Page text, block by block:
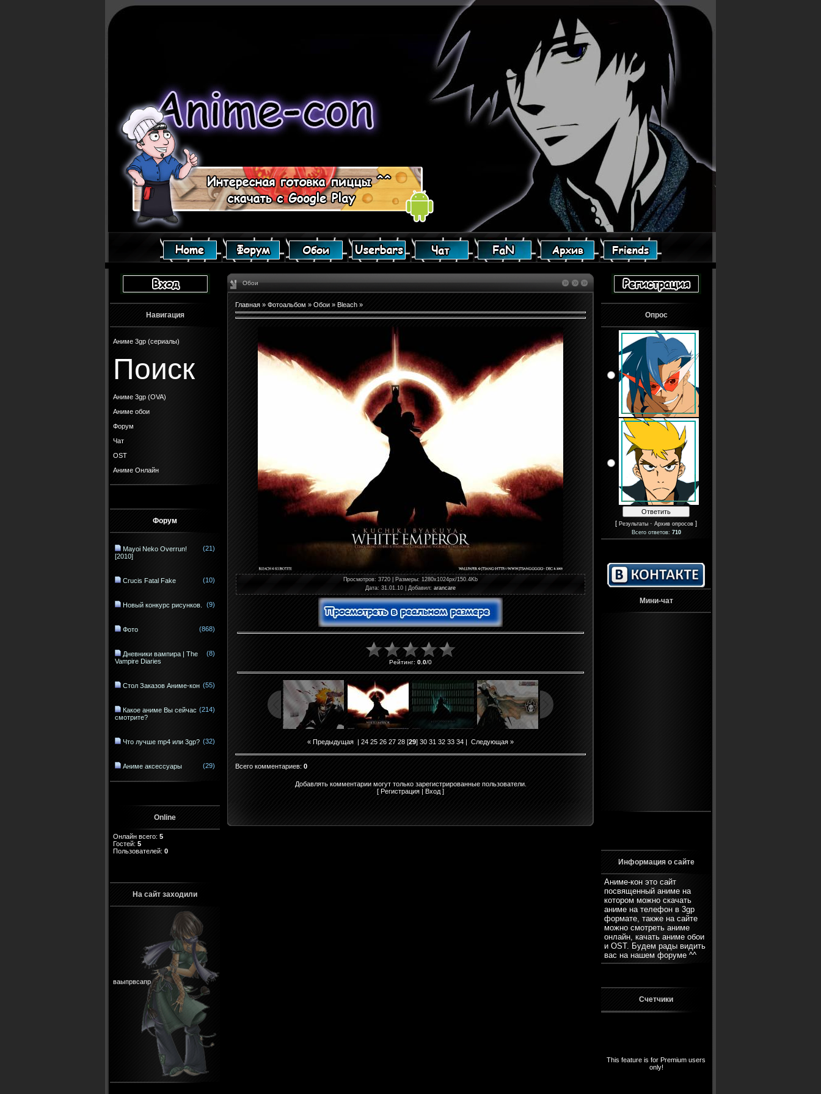
Навигация
Аниме 3gp (сериалы)
Поиск
Аниме 3gp (OVA)
Аниме обои
Форум
Чат
OST
Аниме Онлайн
Форум
Mayoi Neko Overrun!
[2010]
(21)
Crucis Fatal Fake (10)
Новый конкурс рисунков. (9)
Фото (868)
Дневники вампира | The
Vampire Diaries
(8)
Стол Заказов Аниме-кон (55)
Какое аниме Вы сейчас
смотрите?
(214)
Что лучше mp4 или 3gp? (32)
Аниме аксессуары (29)
Online
Онлайн всего: 5
Гостей: 5
Пользователей: 0
На сайт заходили
Обои
Главная » Фотоальбом » Обои » Bleach »
Просмотров: 3720 | Размеры: 1280x1024px/150.4Kb
Дата: 31.01.10 | Добавил: arancare
Рейтинг: 0.0/0
« Предыдущая | 24 25 26 27 28 [29] 30 31 32 33 34 | Следующая »
Всего комментариев: 0
Добавлять комментарии могут только зарегистрированные пользователи.
[ Регистрация | Вход ]
Опрос
[ Результаты · Архив опросов ]
Всего ответов: 710
Мини-чат
Информация о сайте
Аниме-кон это сайт
посвященный аниме на
котором можно скачать
аниме на телефон в 3gp
формате, также на сайте
можно смотреть аниме
онлайн, качать аниме обои
и OST. Будем рады видить
вас на нашем форуме ^^
Счетчики
This feature is for Premium users
only!